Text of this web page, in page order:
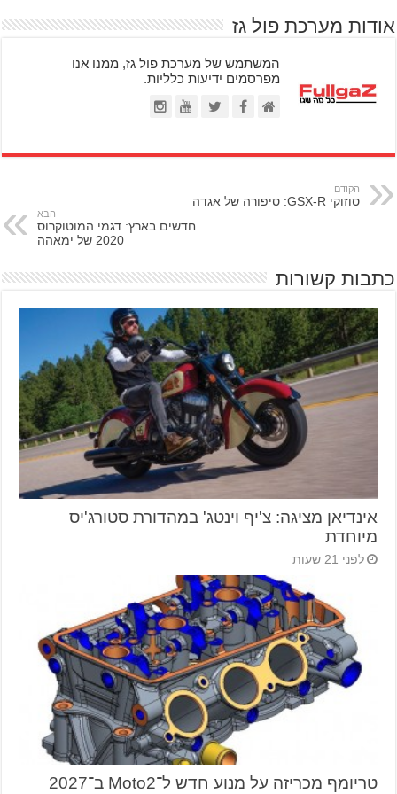
אודות מערכת פול גז
המשתמש של מערכת פול גז, ממנו אנו
מפרסמים ידיעות כלליות.
הקודם
סוזוקי GSX-R: סיפורה של אגדה
הבא
חדשים בארץ: דגמי המוטוקרוס
2020 של ימאהה
כתבות קשורות
אינדיאן מציגה: צ'יף וינטג' במהדורת סטורג'יס
מיוחדת
לפני 21 שעות
טריומף מכריזה על מנוע חדש ל־Moto2 ב־2027